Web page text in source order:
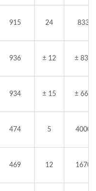
915 24 833
936 ± 12 ± 833
934 ± 15 ± 665
474 5 4000
469 12 1670